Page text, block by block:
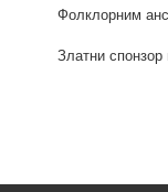
Фолклорним
Златни спонзор